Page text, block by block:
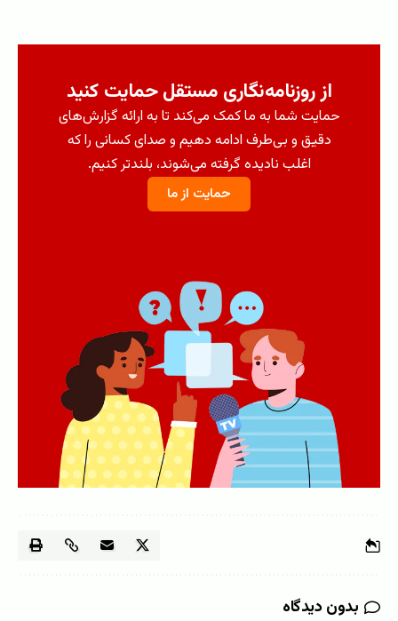
از روزنامه‌نگاری مستقل حمایت کنید
حمایت شما به ما کمک می‌کند تا به ارائه گزارش‌های
دقیق و بی‌طرف ادامه دهیم و صدای کسانی را که
اغلب نادیده گرفته می‌شوند، بلندتر کنیم.
حمایت از ما
بدون دیدگاه